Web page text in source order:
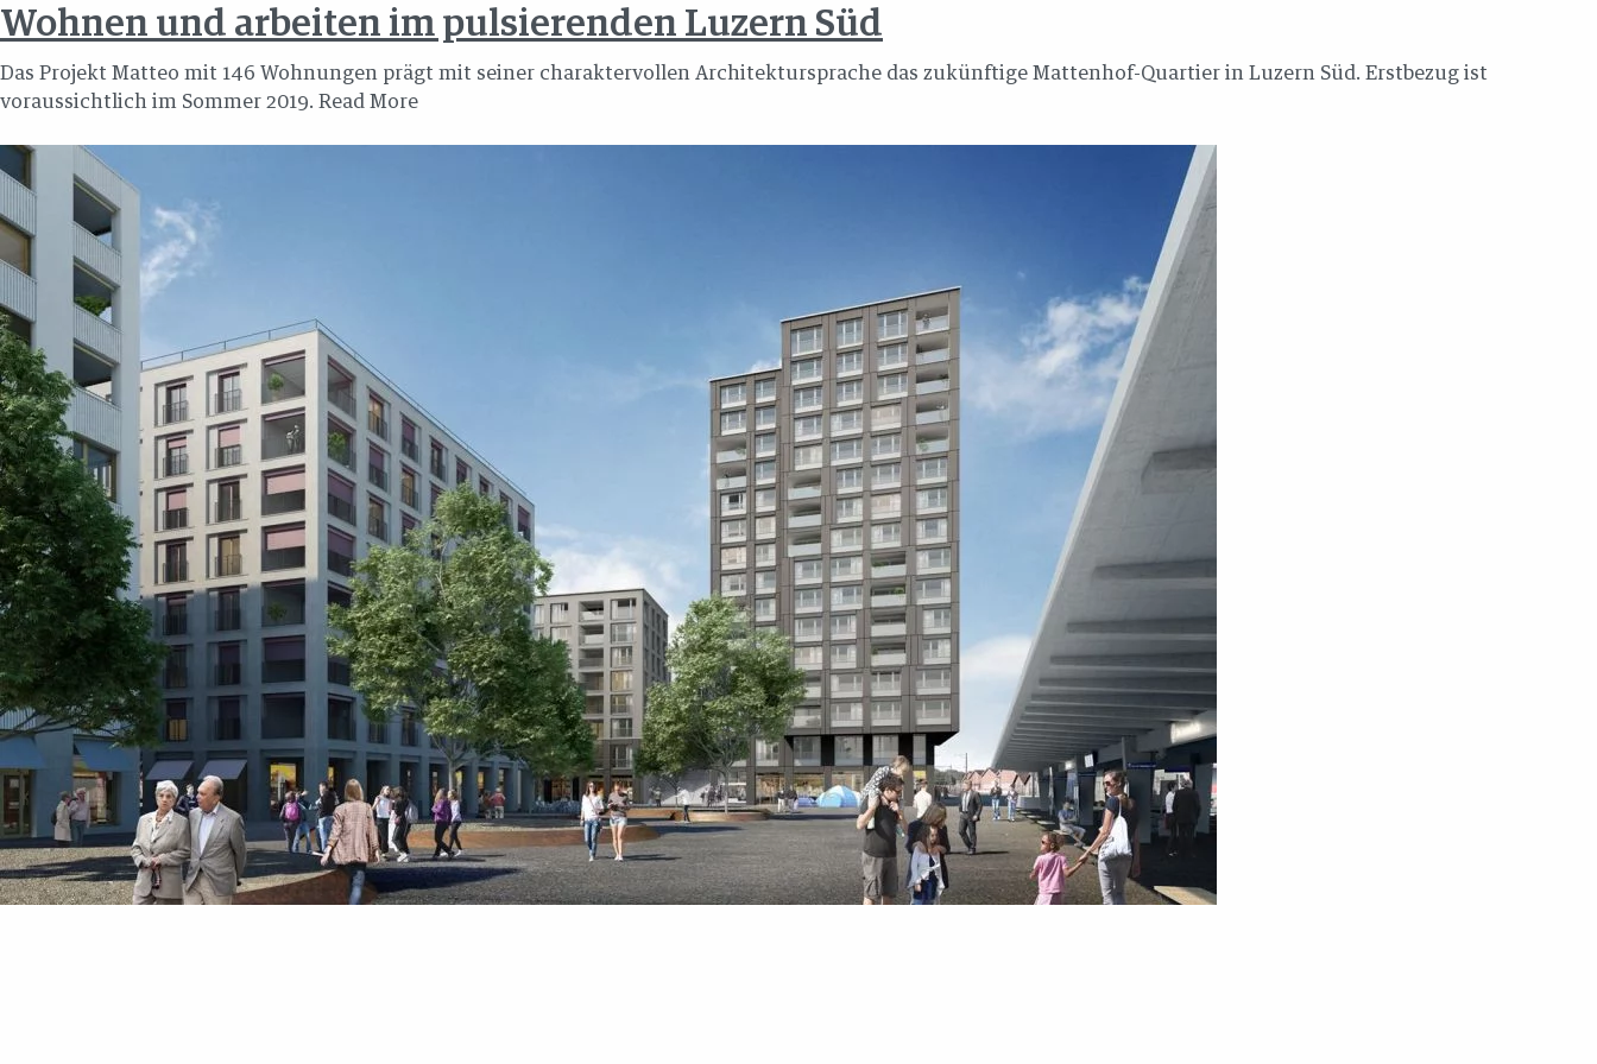
Wohnen und arbeiten im pulsierenden Luzern Süd
Das Projekt Matteo mit 146 Wohnungen prägt mit seiner charaktervollen Architektursprache das zukünftige Mattenhof-Quartier in Luzern Süd. Erstbezug ist
voraussichtlich im Sommer 2019. Read More